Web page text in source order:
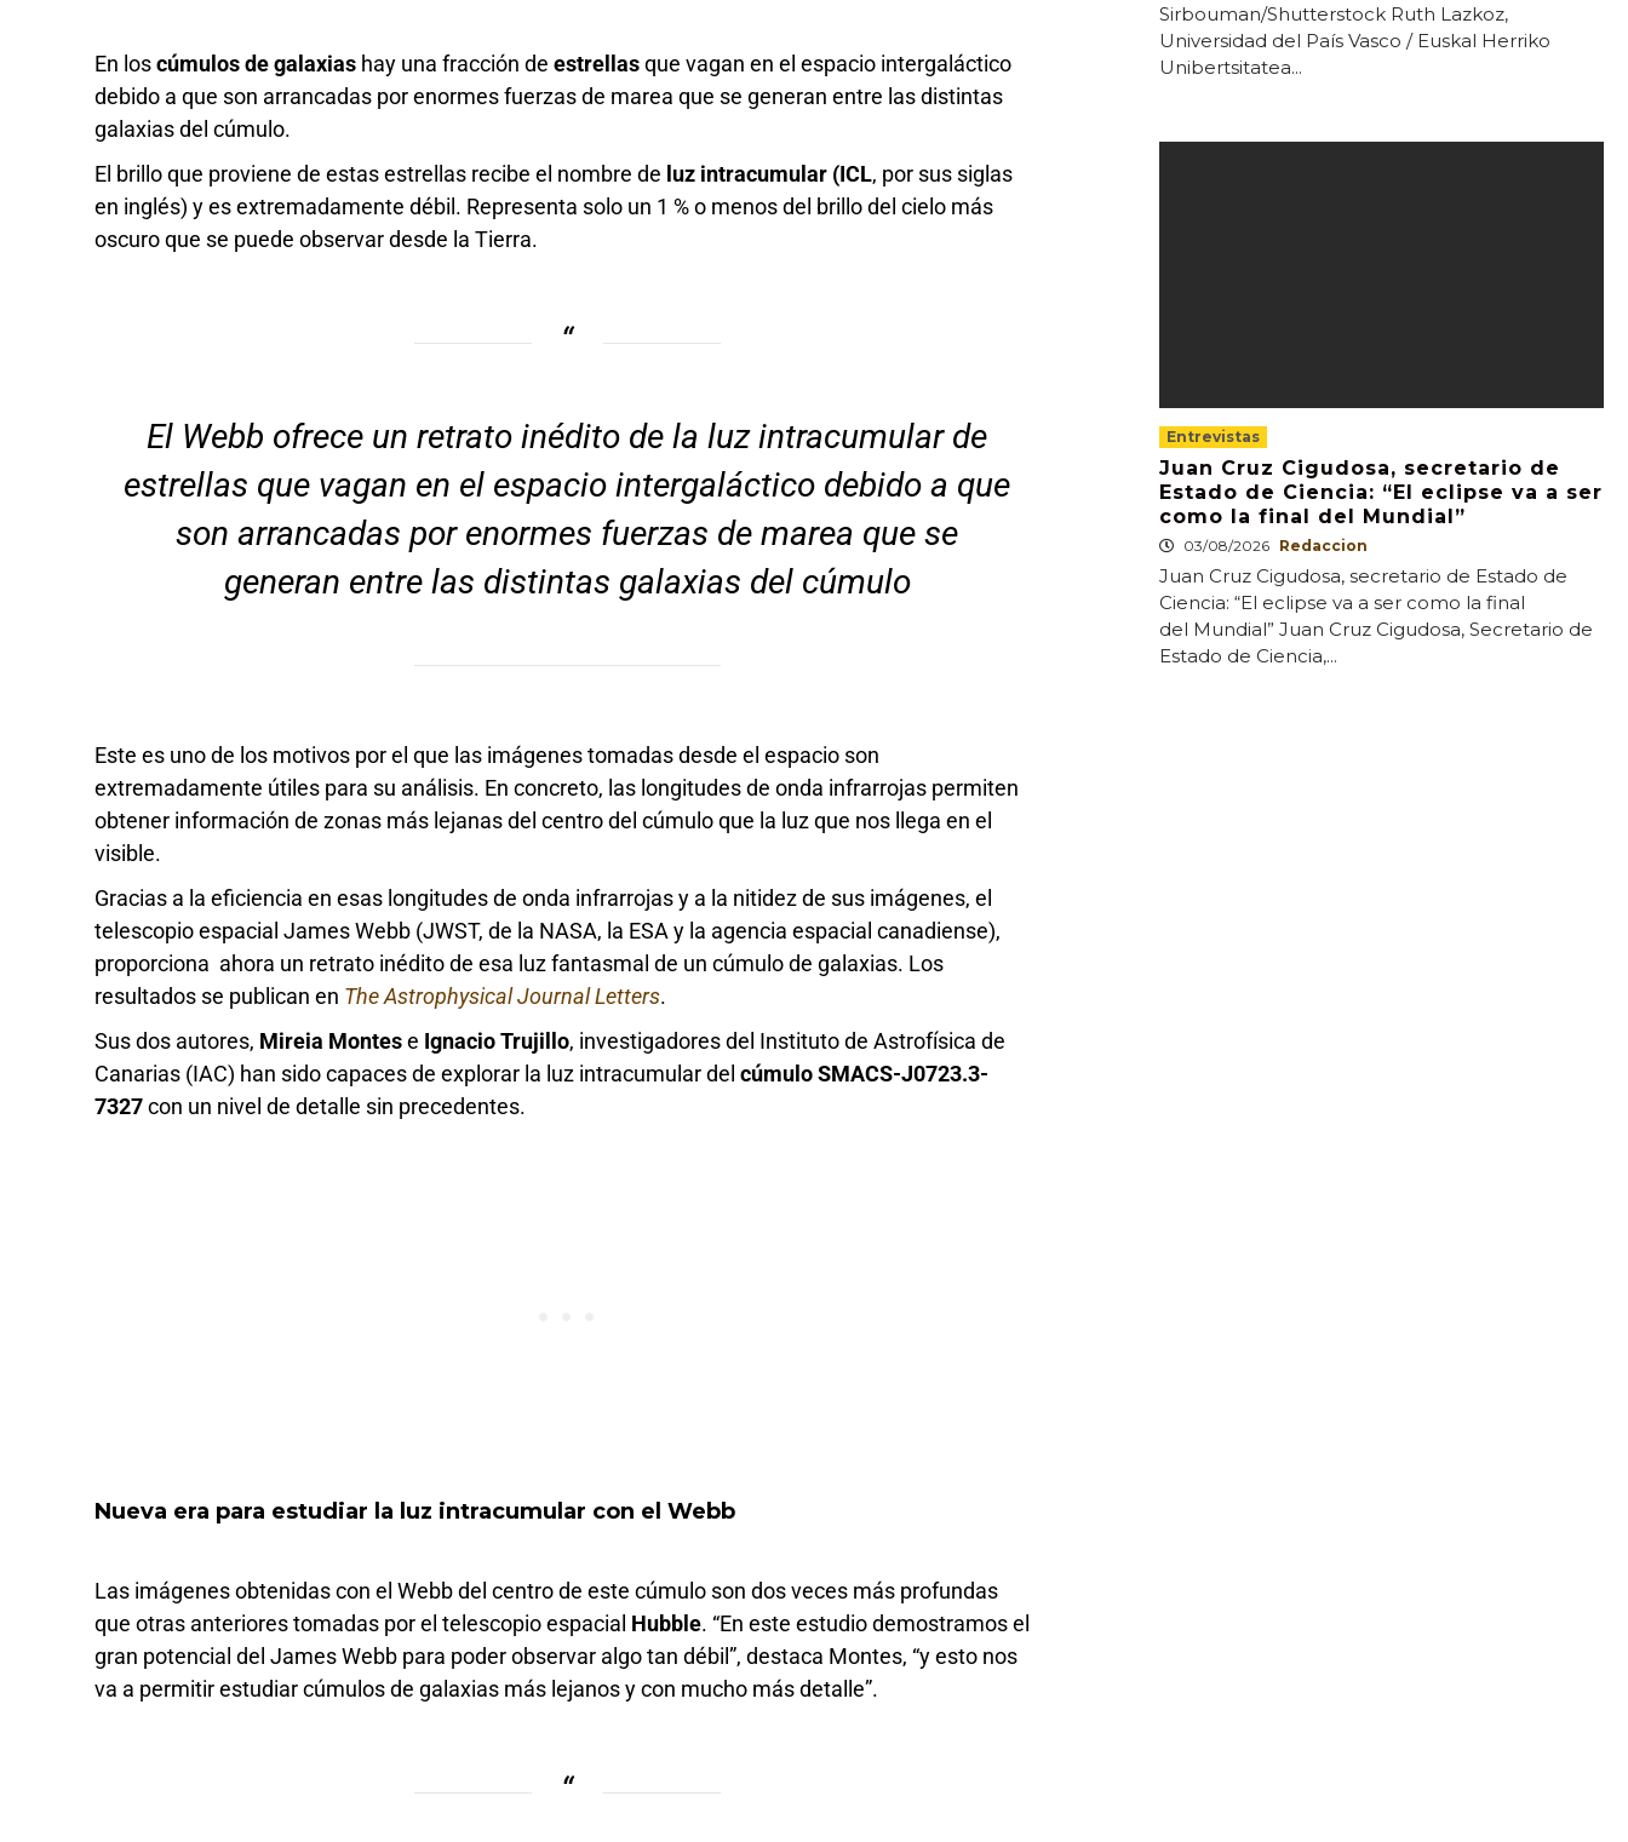
En loscúmulos de galaxias hay una fracción deestrellasque vagan en el espacio intergaláctico
debido a que son arrancadas por enormes fuerzas de marea que se generan entre las distintas
galaxias del cúmulo.
El brillo que proviene de estas estrellas recibe el nombre de luz intracumular (ICL, por sus siglas
en inglés) y es extremadamente débil. Representa solo un 1 % o menos del brillo del cielo más
oscuro que se puede observar desde la Tierra.
El Webb ofrece un retrato inédito de la luz intracumular de
estrellas que vagan en el espacio intergaláctico debido a que
son arrancadas por enormes fuerzas de marea que se
generan entre las distintas galaxias del cúmulo
Este es uno de los motivos por el que las imágenes tomadas desde el espacio son
extremadamente útiles para su análisis. En concreto, las longitudes de onda infrarrojas permiten
obtener información de zonas más lejanas del centro del cúmulo que la luz que nos llega en el
visible.
Gracias a la eficiencia en esas longitudes de onda infrarrojas y a la nitidez de sus imágenes, el
telescopio espacial James Webb (JWST, de la NASA, la ESA y la agencia espacial canadiense),
proporciona ahora un retrato inédito de esa luz fantasmal de un cúmulo de galaxias. Los
resultados se publican en The Astrophysical Journal Letters.
Sus dos autores, Mireia Montese Ignacio Trujillo, investigadores del Instituto de Astrofísica de
Canarias (IAC) han sido capaces de explorar la luz intracumular delcúmulo SMACS-J0723.3-
7327con un nivel de detalle sin precedentes.
Nueva era para estudiar la luz intracumular con el Webb
Las imágenes obtenidas con el Webb del centro de este cúmulo son dos veces más profundas
que otras anteriores tomadas por el telescopio espacial Hubble. “En este estudio demostramos el
gran potencial del James Webb para poder observar algo tan débil”, destaca Montes, “y esto nos
va a permitir estudiar cúmulos de galaxias más lejanos y con mucho más detalle”.
Sirbouman/Shutterstock Ruth Lazkoz,
Universidad del País Vasco / Euskal Herriko
Unibertsitatea...
Entrevistas
Juan Cruz Cigudosa, secretario de
Estado de Ciencia: “El eclipse va a ser
como la final del Mundial”
03/08/2026 Redaccion
Juan Cruz Cigudosa, secretario de Estado de
Ciencia: “El eclipse va a ser como la final
del Mundial” Juan Cruz Cigudosa, Secretario de
Estado de Ciencia,...